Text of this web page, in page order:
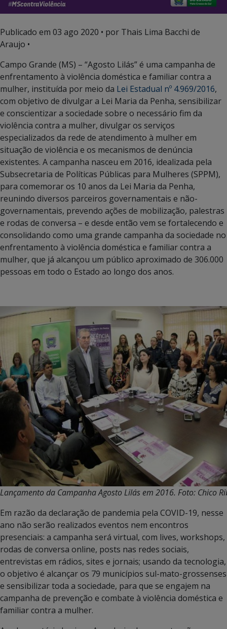
Publicado em 03 ago 2020 • por Thais Lima Bacchi de
Araujo •
Campo Grande (MS) – “Agosto Lilás” é uma campanha de
enfrentamento à violência doméstica e familiar contra a
mulher, instituída por meio da Lei Estadual nº 4.969/2016,
com objetivo de divulgar a Lei Maria da Penha, sensibilizar
e conscientizar a sociedade sobre o necessário fim da
violência contra a mulher, divulgar os serviços
especializados da rede de atendimento à mulher em
situação de violência e os mecanismos de denúncia
existentes. A campanha nasceu em 2016, idealizada pela
Subsecretaria de Políticas Públicas para Mulheres (SPPM),
para comemorar os 10 anos da Lei Maria da Penha,
reunindo diversos parceiros governamentais e não-
governamentais, prevendo ações de mobilização, palestras
e rodas de conversa – e desde então vem se fortalecendo e
consolidando como uma grande campanha da sociedade no
enfrentamento à violência doméstica e familiar contra a
mulher, que já alcançou um público aproximado de 306.000
pessoas em todo o Estado ao longo dos anos.
Lançamento da Campanha Agosto Lilás em 2016. Foto: Chico
Em razão da declaração de pandemia pela COVID-19, nesse
ano não serão realizados eventos nem encontros
presenciais: a campanha será virtual, com lives, workshops,
rodas de conversa online, posts nas redes sociais,
entrevistas em rádios, sites e jornais; usando da tecnologia,
o objetivo é alcançar os 79 municípios sul-mato-grossenses
e sensibilizar toda a sociedade, para que se engajem na
campanha de prevenção e combate à violência doméstica e
familiar contra a mulher.